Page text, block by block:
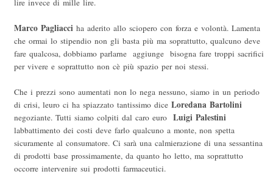
lire invece di mille lire.
Marco Pagliacci ha aderito allo sciopero con forza e volontà. Lamenta
che ormai lo stipendio non gli basta più ma soprattutto, qualcuno deve
fare qualcosa, dobbiamo parlarne  aggiunge  bisogna fare troppi sacrifici
per vivere e soprattutto non cè più spazio per noi stessi.
Che i prezzi sono aumentati non lo nega nessuno, siamo in un periodo
di crisi, leuro ci ha spiazzato tantissimo dice Loredana Bartolini
negoziante. Tutti siamo colpiti dal caro euro  Luigi Palestini
labbattimento dei costi deve farlo qualcuno a monte, non spetta
sicuramente al consumatore. Ci sarà una calmierazione di una sessantina
di prodotti base prossimamente, da quanto ho letto, ma soprattutto
occorre intervenire sui prodotti farmaceutici.